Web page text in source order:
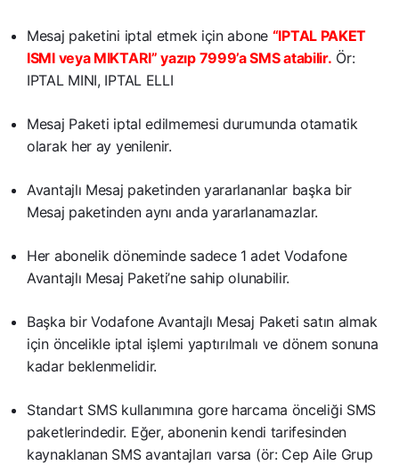
Mesaj paketini iptal etmek için abone “IPTAL PAKET
ISMI veya MIKTARI” yazıp 7999’a SMS atabilir. Ör:
IPTAL MINI, IPTAL ELLI
Mesaj Paketi iptal edilmemesi durumunda otamatik
olarak her ay yenilenir.
Avantajlı Mesaj paketinden yararlananlar başka bir
Mesaj paketinden aynı anda yararlanamazlar.
Her abonelik döneminde sadece 1 adet Vodafone
Avantajlı Mesaj Paketi’ne sahip olunabilir.
Başka bir Vodafone Avantajlı Mesaj Paketi satın almak
için öncelikle iptal işlemi yaptırılmalı ve dönem sonuna
kadar beklenmelidir.
Standart SMS kullanımına gore harcama önceliği SMS
paketlerindedir. Eğer, abonenin kendi tarifesinden
kaynaklanan SMS avantajları varsa (ör: Cep Aile Grup